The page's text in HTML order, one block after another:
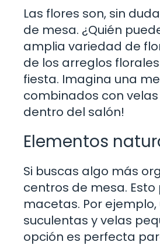
Las flores son, sin
de mesa. ¿Quién
amplia variedad de
de los arreglos
fiesta. Imagina una
combinados con
dentro del salón!
Elementos
Si buscas algo más
centros de mesa.
macetas. Por
suculentas y velas
opción es perfecta